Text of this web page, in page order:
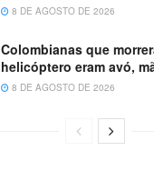
8 DE AGOSTO DE 2026
Colombianas que
helicóptero eram avó,
8 DE AGOSTO DE 2026